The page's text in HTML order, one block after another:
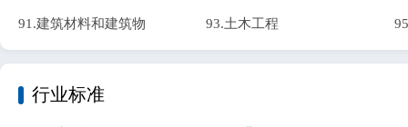
91.建筑材料和建筑物 93.土木工程
行业标准